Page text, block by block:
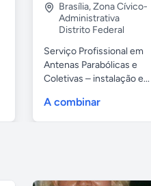
Brasília,Zona Cívico-
Administrativa
Distrito Federal
Serviço Profissional em
Antenas Parabólicas e
Coletivas – instalação e...
A combinar